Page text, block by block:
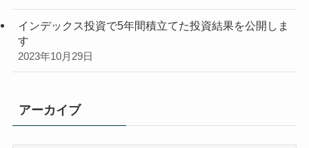
インデックス投資で5年間積立てた投資結果を公開しま
す
2023年10月29日
アーカイブ